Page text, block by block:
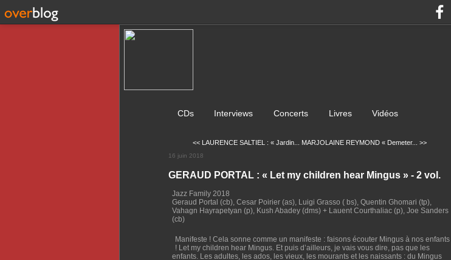
CDs Interviews Concerts Livres Vidéos
<< LAURENCE SALTIEL : « Jardin... MARJOLAINE REYMOND « Demeter... >>
16 juin 2018
GERAUD PORTAL : « Let my children hear Mingus » - 2 vol.
Jazz Family 2018
Geraud Portal (cb), Cesar Poirier (as), Luigi Grasso ( bs), Quentin Ghomari (tp),
Vahagn Hayrapetyan (p), Kush Abadey (dms) + Lauent Courthaliac (p), Joe Sanders
(cb)
Manifeste ! Cela sonne comme un manifeste : faisons écouter Mingus à nos enfants
! Let my children hear Mingus. Et puis d’ailleurs, je vais vous dire, pas que les
enfants. Les adultes, les ados, les vieux, les mourants et les naissants : du Mingus